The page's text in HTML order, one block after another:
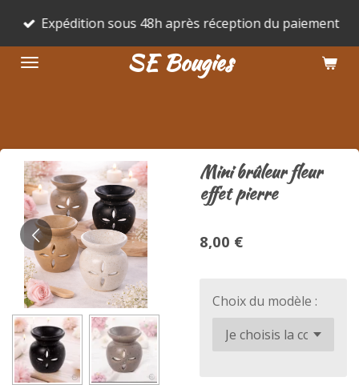
Passer
contenu
SE Bougies
Expédition sous 48h après réception du paiement
Mini brûleur fleur
effet pierre
8,00 €
Choix du modèle :